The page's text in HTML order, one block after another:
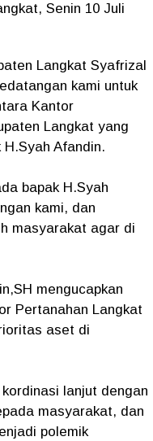
Senin 10 Juli
Langkat Syafrizal
kami untuk
Kantor
Langkat yang
Afandin.
bapak H.Syah
kami, dan
masyarakat agar di
mengucapkan
Pertanahan Langkat
aset di
lanjut dengan
masyarakat, dan
polemik